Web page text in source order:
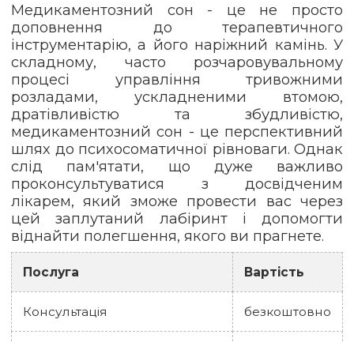
Медикаментозний сон - це не просто
доповнення до терапевтичного
інструментарію, а його наріжний камінь. У
складному, часто розчаровувальному
процесі управління тривожними
розладами, ускладненими втомою,
дратівливістю та збудливістю,
медикаментозний сон - це перспективний
шлях до психосоматичної рівноваги. Однак
слід пам'ятати, що дуже важливо
проконсультуватися з досвідченим
лікарем, який зможе провести вас через
цей заплутаний лабіринт і допомогти
віднайти полегшення, якого ви прагнете.
Послуга Вартість
Консультація безкоштовно